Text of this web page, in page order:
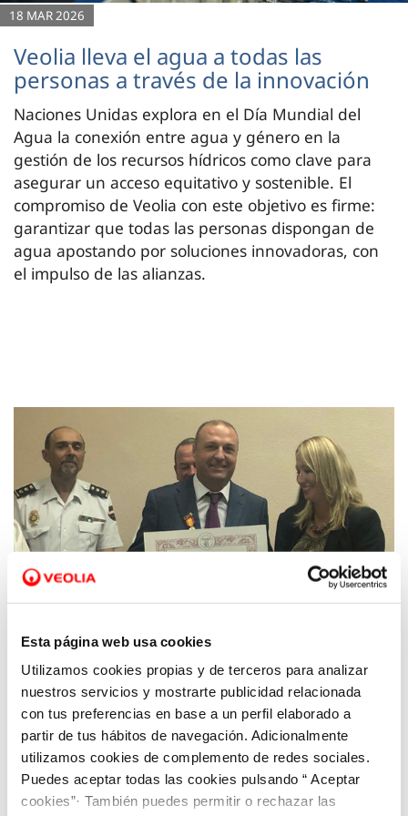
Esta página web usa cookies
Utilizamos cookies propias y de terceros para analizar
nuestros servicios y mostrarte publicidad relacionada
con tus preferencias en base a un perfil elaborado a
partir de tus hábitos de navegación. Adicionalmente
utilizamos cookies de complemento de redes sociales.
Puedes aceptar todas las cookies pulsando “ Aceptar
cookies”· También puedes permitir o rechazar las
18 MAR 2026
Veolia lleva el agua a todas las
personas a través de la innovación
Naciones Unidas explora en el Día Mundial del
Agua la conexión entre agua y género en la
gestión de los recursos hídricos como clave para
asegurar un acceso equitativo y sostenible. El
compromiso de Veolia con este objetivo es firme:
garantizar que todas las personas dispongan de
agua apostando por soluciones innovadoras, con
el impulso de las alianzas.
15 OCT 2019
Hidrogea recibe la medalla de oro de la
Hospitalidad de Santa Teresa